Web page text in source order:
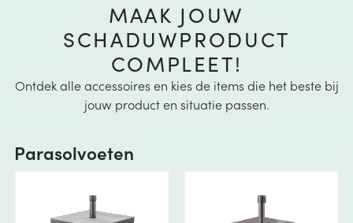
MAAK JOUW
SCHADUWPRODUCT
COMPLEET!
Ontdek alle accessoires en kies de items die het beste bij
jouw product en situatie passen.
Parasolvoeten